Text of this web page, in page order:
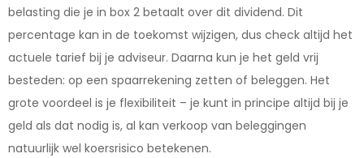
belasting die je in box 2 betaalt over dit dividend. Dit
percentage kan in de toekomst wijzigen, dus check altijd het
actuele tarief bij je adviseur. Daarna kun je het geld vrij
besteden: op een spaarrekening zetten of beleggen. Het
grote voordeel is je flexibiliteit – je kunt in principe altijd bij je
geld als dat nodig is, al kan verkoop van beleggingen
natuurlijk wel koersrisico betekenen.